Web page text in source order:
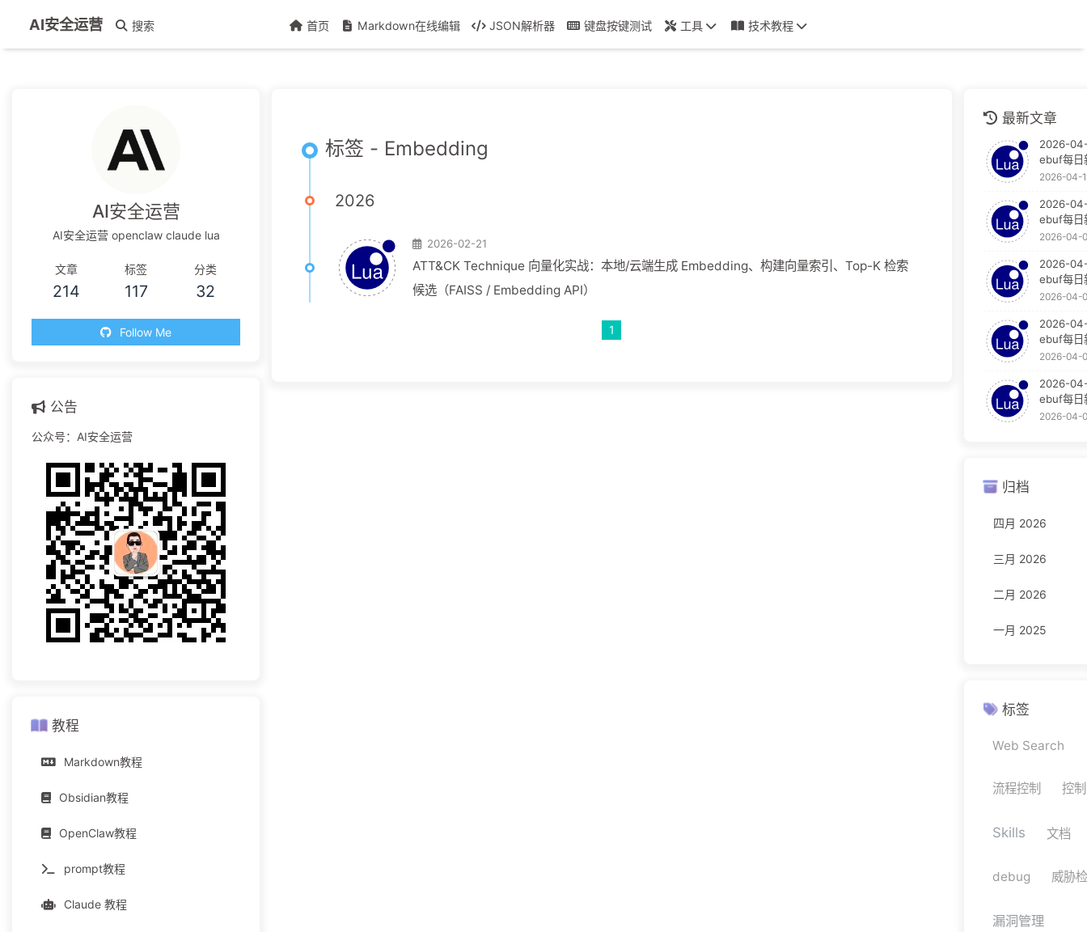
AI安全运营 搜索 首页 Markdown在线编辑 JSON解析器 键盘按键测试 工具 技术教程
标签 - Embedding
2026
2026-02-21
ATT&CK Technique 向量化实战：本地/云端生成 Embedding、构建向量索引、Top-K 检索
候选（FAISS / Embedding API）
1
AI安全运营
AI安全运营 openclaw claude lua
文章
214
标签
117
分类
32
Follow Me
公告
公众号：AI安全运营
教程
Markdown教程
Obsidian教程
OpenClaw教程
prompt教程
Claude 教程
最新文章
2026-
ebuf每日
2026-04-
2026-
ebuf每日
2026-04-
2026-
ebuf每日
2026-04-
2026-
ebuf每日
2026-04-
2026-
ebuf每日
2026-04-
归档
四月 2026
三月 2026
二月 2026
一月 2025
标签
Web Search
流程控制 控
Skills 文档
debug 威胁
漏洞管理